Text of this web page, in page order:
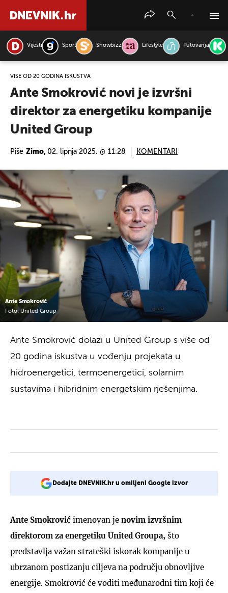
Vijesti Sport Showbizz Lifestyle Putovanja
VIŠE OD 20 GODINA ISKUSTVA
Ante Smokrović novi je izvršni
direktor za energetiku kompanije
United Group
Piše Zimo, 02. lipnja 2025. @ 11:28 KOMENTARI
Ante Smokrović
Foto: United Group
Ante Smokrović dolazi u United Group s više od
20 godina iskustva u vođenju projekata u
hidroenergetici, termoenergetici, solarnim
sustavima i hibridnim energetskim rješenjima.
Dodajte DNEVNIK.hr u omiljeni Google izvor
Ante Smokrović imenovan je novim izvršnim
direktorom za energetiku United Groupa, što
predstavlja važan strateški iskorak kompanije u
ubrzanom postizanju ciljeva na području obnovljive
energije. Smokrović će voditi međunarodni tim koji će
PRETRAŽITE VIJESTI